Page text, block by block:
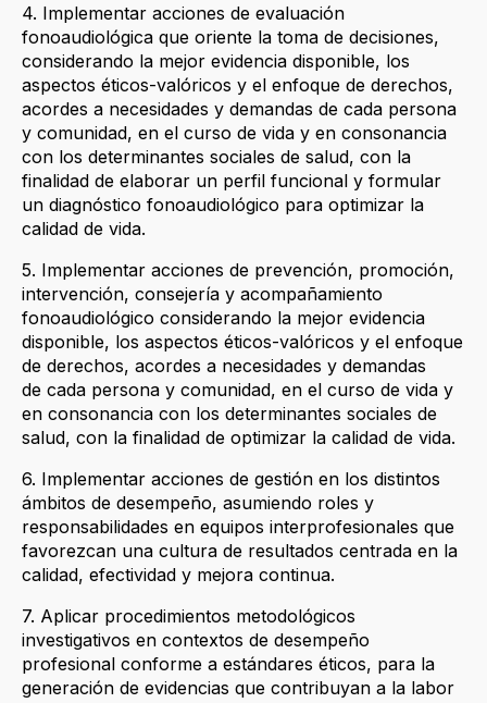
4. Implementar acciones de evaluación
fonoaudiológica que oriente la toma de decisiones,
considerando la mejor evidencia disponible, los
aspectos éticos-valóricos y el enfoque de derechos,
acordes a necesidades y demandas de cada persona
y comunidad, en el curso de vida y en consonancia
con los determinantes sociales de salud, con la
finalidad de elaborar un perfil funcional y formular
un diagnóstico fonoaudiológico para optimizar la
calidad de vida.
5. Implementar acciones de prevención, promoción,
intervención, consejería y acompañamiento
fonoaudiológico considerando la mejor evidencia
disponible, los aspectos éticos-valóricos y el enfoque
de derechos, acordes a necesidades y demandas
de cada persona y comunidad, en el curso de vida y
en consonancia con los determinantes sociales de
salud, con la finalidad de optimizar la calidad de vida.
6. Implementar acciones de gestión en los distintos
ámbitos de desempeño, asumiendo roles y
responsabilidades en equipos interprofesionales que
favorezcan una cultura de resultados centrada en la
calidad, efectividad y mejora continua.
7. Aplicar procedimientos metodológicos
investigativos en contextos de desempeño
profesional conforme a estándares éticos, para la
generación de evidencias que contribuyan a la labor